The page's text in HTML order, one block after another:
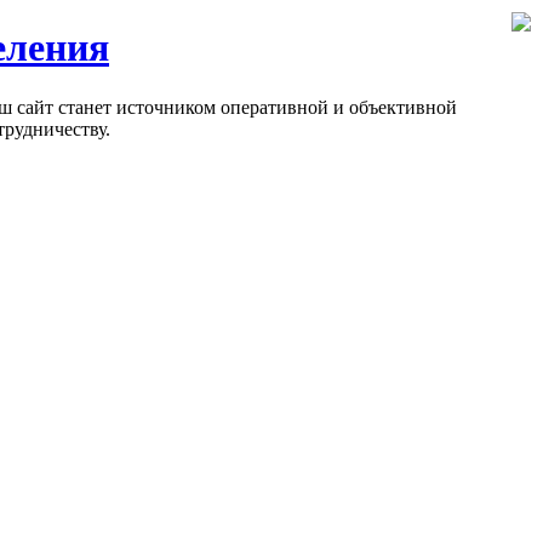
станет источником оперативной и объективной